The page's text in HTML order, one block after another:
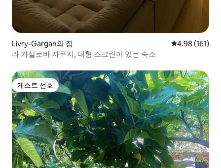
Livry-Gargan의 집 평점 4.98점(5
4.98 (161)
라 카살로바 자쿠지, 대형 스크린이 있는 숙소
게스트 선호
게스트 선호